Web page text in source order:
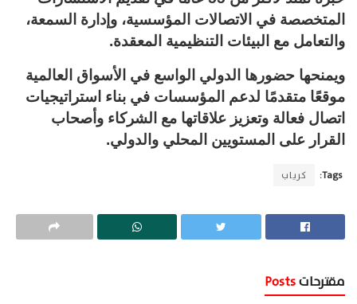
المتخصصة في الاتصالات المؤسسية، وإدارة السمعة،
والتعامل مع البيئات التنظيمية المعقدة.
ويمنحها حضورها الدولي الواسع في الأسواق العالمية
موقعًا متقدمًا لدعم المؤسسات في بناء استراتيجيات
اتصال فعالة وتعزيز علاقاتها مع الشركاء وأصحاب
القرار على المستويين المحلي والدولي.
Tags: كرياب
مقترحات